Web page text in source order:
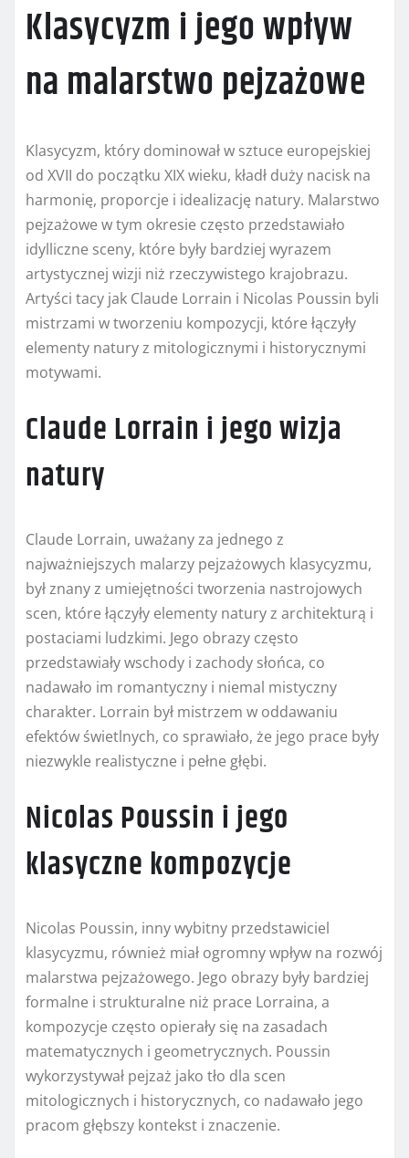
Klasycyzm i jego wpływ
na malarstwo pejzażowe
Klasycyzm, który dominował w sztuce europejskiej
od XVII do początku XIX wieku, kładł duży nacisk na
harmonię, proporcje i idealizację natury. Malarstwo
pejzażowe w tym okresie często przedstawiało
idylliczne sceny, które były bardziej wyrazem
artystycznej wizji niż rzeczywistego krajobrazu.
Artyści tacy jak Claude Lorrain i Nicolas Poussin byli
mistrzami w tworzeniu kompozycji, które łączyły
elementy natury z mitologicznymi i historycznymi
motywami.
Claude Lorrain i jego wizja
natury
Claude Lorrain, uważany za jednego z
najważniejszych malarzy pejzażowych klasycyzmu,
był znany z umiejętności tworzenia nastrojowych
scen, które łączyły elementy natury z architekturą i
postaciami ludzkimi. Jego obrazy często
przedstawiały wschody i zachody słońca, co
nadawało im romantyczny i niemal mistyczny
charakter. Lorrain był mistrzem w oddawaniu
efektów świetlnych, co sprawiało, że jego prace były
niezwykle realistyczne i pełne głębi.
Nicolas Poussin i jego
klasyczne kompozycje
Nicolas Poussin, inny wybitny przedstawiciel
klasycyzmu, również miał ogromny wpływ na rozwój
malarstwa pejzażowego. Jego obrazy były bardziej
formalne i strukturalne niż prace Lorraina, a
kompozycje często opierały się na zasadach
matematycznych i geometrycznych. Poussin
wykorzystywał pejzaż jako tło dla scen
mitologicznych i historycznych, co nadawało jego
pracom głębszy kontekst i znaczenie.